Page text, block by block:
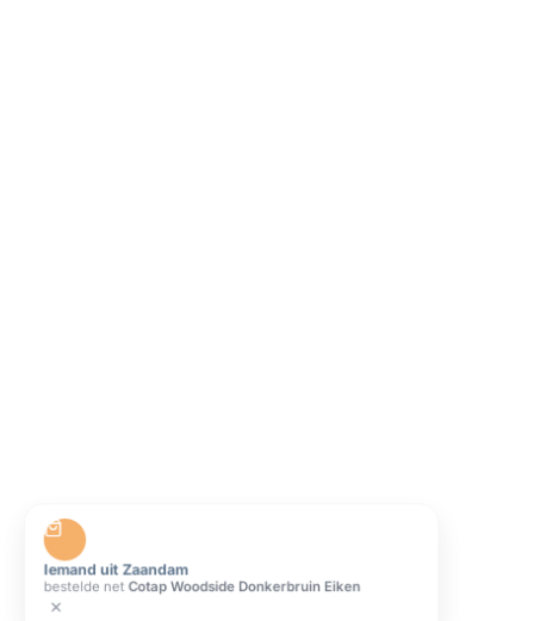
Iemand uit Zaandam
bestelde net Cotap Woodside Donkerbruin Eiken